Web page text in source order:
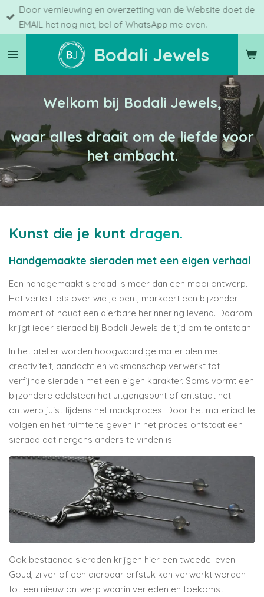
Ga
direct
de
Bodali Jewels
Door vernieuwing en overzetting van de Website doet de
EMAIL het nog niet, bel of WhatsApp me even.
Welkom bij Bodali Jewels,
waar alles draait om de liefde voor
het ambacht.
Kunst die je kunt dragen.
Handgemaakte sieraden met een eigen verhaal
Een handgemaakt sieraad is meer dan een mooi ontwerp.
Het vertelt iets over wie je bent, markeert een bijzonder
moment of houdt een dierbare herinnering levend. Daarom
krijgt ieder sieraad bij Bodali Jewels de tijd om te ontstaan.
In het atelier worden hoogwaardige materialen met
creativiteit, aandacht en vakmanschap verwerkt tot
verfijnde sieraden met een eigen karakter. Soms vormt een
bijzondere edelsteen het uitgangspunt of ontstaat het
ontwerp juist tijdens het maakproces. Door het materiaal te
volgen en het ruimte te geven in het proces ontstaat een
sieraad dat nergens anders te vinden is.
Ook bestaande sieraden krijgen hier een tweede leven.
Goud, zilver of een dierbaar erfstuk kan verwerkt worden
tot een nieuw ontwerp waarin verleden en toekomst